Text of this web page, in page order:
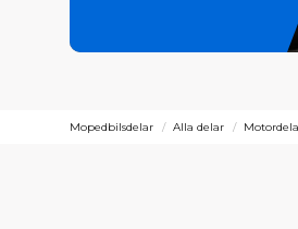
Mopedbilsdelar Alla delar